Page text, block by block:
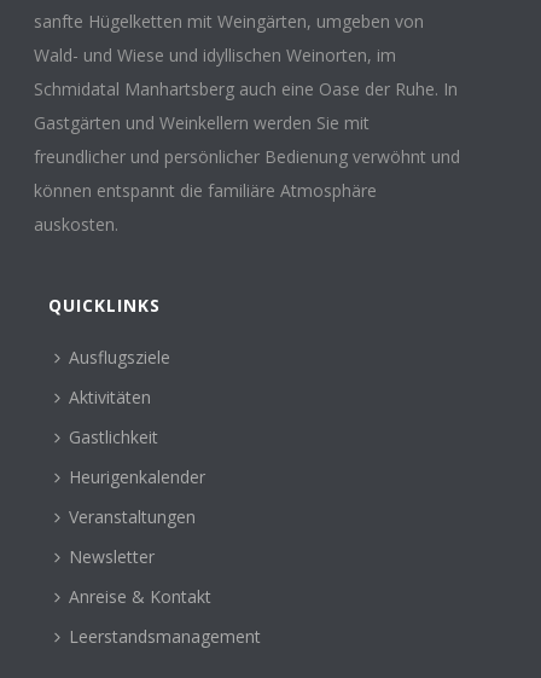
sanfte Hügelketten mit Weingärten, umgeben von
Wald- und Wiese und idyllischen Weinorten, im
Schmidatal Manhartsberg auch eine Oase der Ruhe. In
Gastgärten und Weinkellern werden Sie mit
freundlicher und persönlicher Bedienung verwöhnt und
können entspannt die familiäre Atmosphäre
auskosten.
QUICKLINKS
Ausflugsziele
Aktivitäten
Gastlichkeit
Heurigenkalender
Veranstaltungen
Newsletter
Anreise & Kontakt
Leerstandsmanagement